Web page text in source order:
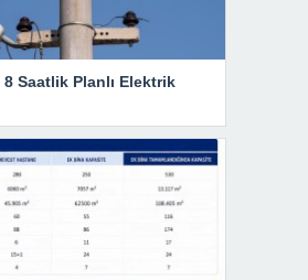
8 Saatlik Planlı Elektrik